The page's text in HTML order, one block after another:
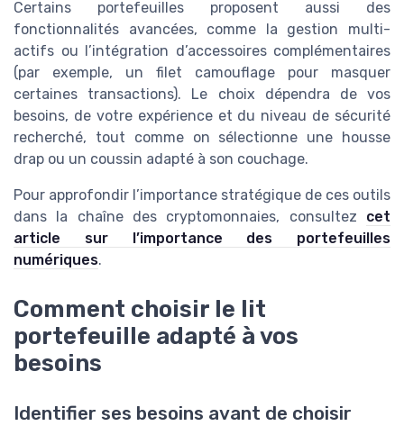
Certains portefeuilles proposent aussi des
fonctionnalités avancées, comme la gestion multi-
actifs ou l’intégration d’accessoires complémentaires
(par exemple, un filet camouflage pour masquer
certaines transactions). Le choix dépendra de vos
besoins, de votre expérience et du niveau de sécurité
recherché, tout comme on sélectionne une housse
drap ou un coussin adapté à son couchage.
Pour approfondir l’importance stratégique de ces outils
dans la chaîne des cryptomonnaies, consultez cet
article sur l’importance des portefeuilles
numériques.
Comment choisir le lit
portefeuille adapté à vos
besoins
Identifier ses besoins avant de choisir